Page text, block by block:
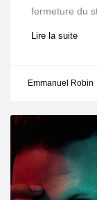
fermeture du
Lire la suite
Emmanuel Robin